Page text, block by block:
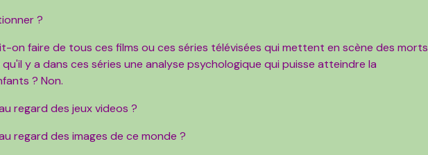
?
on faire de tous ces films ou ces séries télévisées qui mettent en scène des morts
y a dans ces séries une analyse psychologique qui puisse atteindre la
? Non.
regard des jeux videos ?
regard des images de ce monde ?